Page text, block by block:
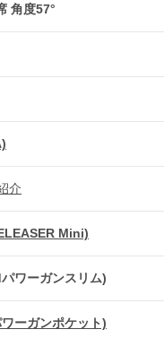
角度57°
介
Mini)
ワーガンスリム)
ーガンポケット)